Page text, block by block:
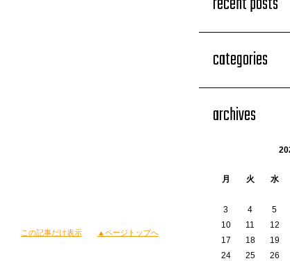
この記事だけ表示 ▲ページトップへ
categories
archives
月 火 水
3
4 5
10
11 12
17
18 19
24
25 26